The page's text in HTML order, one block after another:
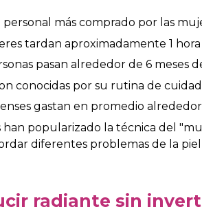
más comprado por las
tardan aproximadamente 1
pasan alrededor de 6 meses
conocidas por su rutina de
gastan en promedio
han popularizado la técnica del
diferentes problemas de la piel
radiante sin